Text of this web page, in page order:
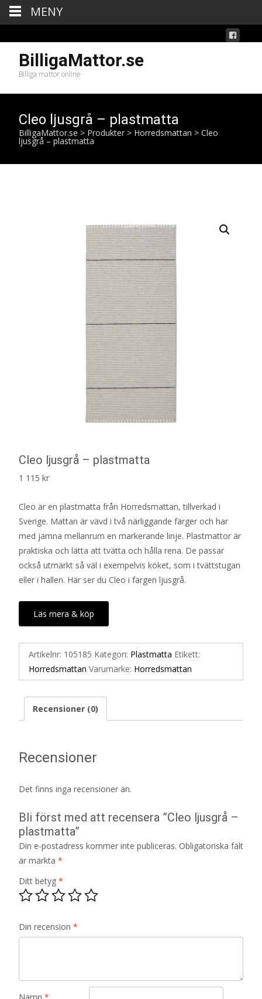
BilligaMattor.se
Billiga mattor online
Cleo ljusgrå – plastmatta
BilligaMattor.se > Produkter > Horredsmattan > Cleo
ljusgrå – plastmatta
Cleo ljusgrå – plastmatta
1 115 kr
Cleo är en plastmatta från Horredsmattan, tillverkad i
Sverige. Mattan är vävd i två närliggande färger och har
med jämna mellanrum en markerande linje. Plastmattor är
praktiska och lätta att tvätta och hålla rena. De passar
också utmärkt så väl i exempelvis köket, som i tvättstugan
eller i hallen. Här ser du Cleo i färgen ljusgrå.
Läs mera & köp
Artikelnr: 105185 Kategori: Plastmatta Etikett:
Horredsmattan Varumärke: Horredsmattan
Recensioner (0)
Recensioner
Det finns inga recensioner än.
Bli först med att recensera ”Cleo ljusgrå –
plastmatta”
Din e-postadress kommer inte publiceras. Obligatoriska fält
är märkta *
Ditt betyg *
Din recension *
Namn *
MENY